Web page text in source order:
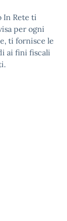
In Rete ti
per ogni
ti fornisce le
ai fini fiscali